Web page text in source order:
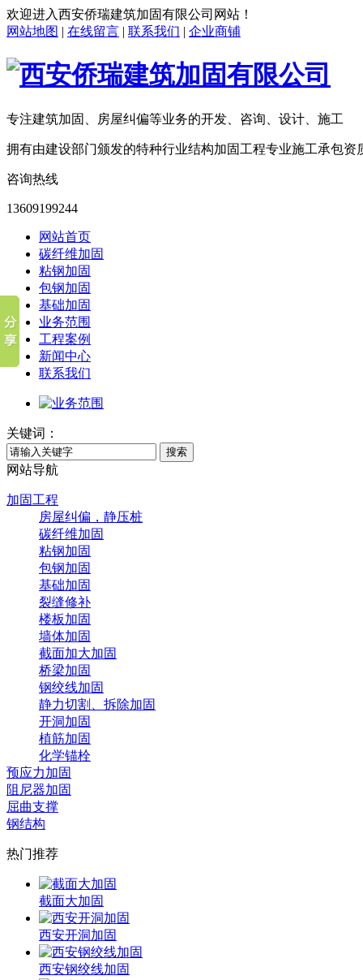
欢迎进入西安侨瑞建筑加固有限公司 网站！
网站地图 | 在线留言 | 联系我们 | 企业商铺
专注建筑加固、房屋纠偏等业务的开发、咨询、设计、施工
拥有由建设部门颁发的特种行业结构加固工程专业施工承包资
咨询热线
13609199244
网站首页
碳纤维加固
粘钢加固
包钢加固
基础加固
业务范围
工程案例
新闻中心
联系我们
关键词：
搜索
网站导航
加固工程
房屋纠偏，静压桩
碳纤维加固
粘钢加固
包钢加固
基础加固
裂缝修补
楼板加固
墙体加固
截面加大加固
桥梁加固
钢绞线加固
静力切割、拆除加固
开洞加固
植筋加固
化学锚栓
预应力加固
阻尼器加固
屈曲支撑
钢结构
热门推荐
截面大加固
西安开洞加固
西安钢绞线加固